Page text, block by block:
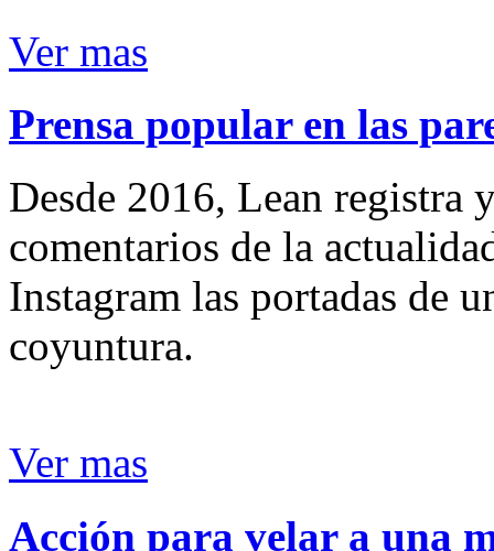
Ver mas
Prensa popular en las
Desde 2016, Lean registra
comentarios de la
Instagram las portadas de
coyuntura.
Ver mas
Acción para velar a una